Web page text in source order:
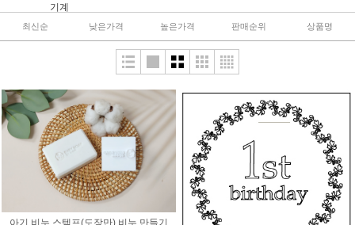
기계
최신순 낮은가격 높은가격 판매순위 상품명
아기 비누 스템프(도장만) 비누 만들기